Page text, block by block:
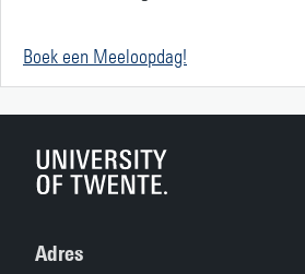
Boek een Meeloopdag!
Adres